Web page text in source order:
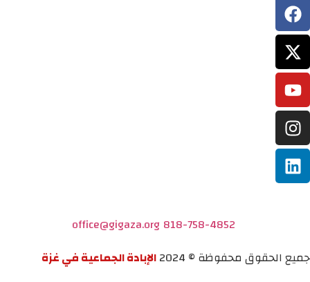
818-758-4852
office@gigaza.org
جميع الحقوق محفوظة © 2024
الإبادة الجماعية في غزة